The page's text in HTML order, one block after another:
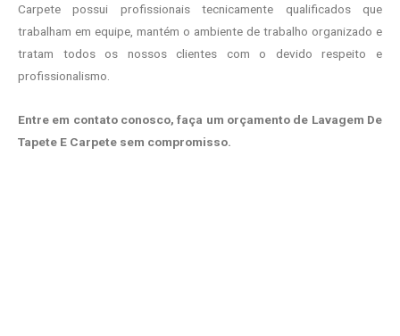
Carpete possui profissionais tecnicamente qualificados que
trabalham em equipe, mantém o ambiente de trabalho organizado e
tratam todos os nossos clientes com o devido respeito e
profissionalismo.
Entre em contato conosco, faça um orçamento de Lavagem De
Tapete E Carpete sem compromisso.